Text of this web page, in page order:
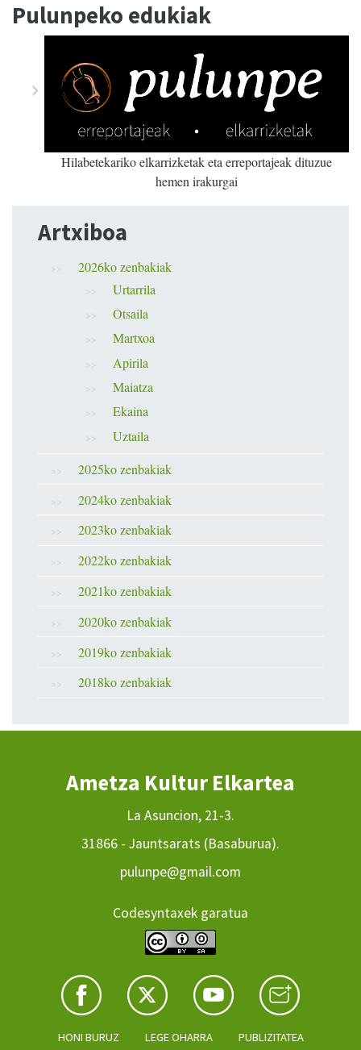
Pulunpeko edukiak
Hilabetekariko elkarrizketak eta erreportajeak dituzue
hemen irakurgai
Artxiboa
2026ko zenbakiak
Urtarrila
Otsaila
Martxoa
Apirila
Maiatza
Ekaina
Uztaila
2025ko zenbakiak
2024ko zenbakiak
2023ko zenbakiak
2022ko zenbakiak
2021ko zenbakiak
2020ko zenbakiak
2019ko zenbakiak
2018ko zenbakiak
Ametza Kultur Elkartea
La Asuncion, 21-3.
31866 - Jauntsarats (Basaburua).
pulunpe@gmail.com
Codesyntaxek garatua
HONI BURUZ LEGE OHARRA PUBLIZITATEA